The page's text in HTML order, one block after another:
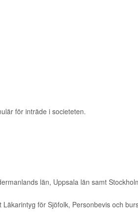
för inträde i societeten.
län, Uppsala län samt
för Sjöfolk, Personbevis och